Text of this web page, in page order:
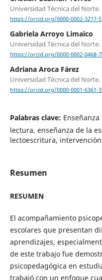
Universidad Técnica del Norte.
https://orcid.org/0000-0002-3217-
Gabriela Arroyo Limaico
Universidad Técnica del Norte.
https://orcid.org/0000-0002-0468-
Adriana Aroca Fárez
Universidad Técnica del Norte.
https://orcid.org/0000-0001-6361-
Palabras clave:
lectura, enseñanza de la
lectoescritura,
Resumen
RESUMEN
El acompañamiento
escolares que presentan
aprendizajes,
de este trabajo fue
psicopedagógica en
trabajó con un enfoque